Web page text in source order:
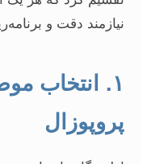
نیازمند دقت و
۱. انتخاب
پروپوزال